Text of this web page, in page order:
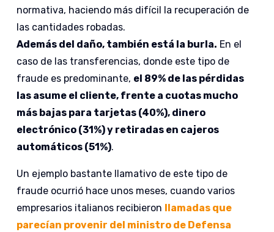
normativa, haciendo más difícil la recuperación de
las cantidades robadas.
Además del daño, también está la burla. En el
caso de las transferencias, donde este tipo de
fraude es predominante, el 89% de las pérdidas
las asume el cliente, frente a cuotas mucho
más bajas para tarjetas (40%), dinero
electrónico (31%) y retiradas en cajeros
automáticos (51%).
Un ejemplo bastante llamativo de este tipo de
fraude ocurrió hace unos meses, cuando varios
empresarios italianos recibieron llamadas que
parecían provenir del ministro de Defensa